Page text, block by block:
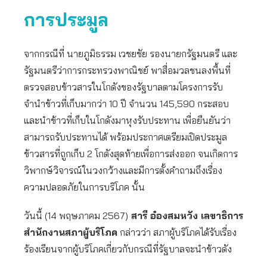
การประมูล
จากกรณีที่ นายภูมิธรรม เวชยชัย รองนายกรัฐมนตรี และ
รัฐมนตรีว่าการกระทรวงพาณิชย์ พาสื่อมวลชนลงพื้นที่
ตรวจสอบข้าวสารในโกดังของรัฐบาลตามโครงการรับ
จำนำข้าวที่เก็บมากว่า 10 ปี จำนวน 145,590 กระสอบ
และนำข้าวที่เก็บในโกดังมาหุงรับประทาน เพื่อยืนยันว่า
สามารถรับประทานได้ พร้อมประกาศเตรียมเปิดประมูล
ข้าวสารที่ถูกเก็บ 2 โกดังสุดท้ายเพื่อการส่งออก จนเกิดการ
วิพากษ์วิจารณ์ในวงกว้างและมีการตั้งคำถามถึงเรื่อง
ความปลอดภัยในการบริโภค นั้น
วันนี้ (14 พฤษภาคม 2567) สารี อ๋องสมหวัง เลขาธิการ
สำนักงานสภาผู้บริโภค กล่าวว่า สภาผู้บริโภคได้รับเรื่อง
ร้องเรียนจากผู้บริโภคเกี่ยวกับกรณีที่รัฐบาลจะนำข้าวดัง